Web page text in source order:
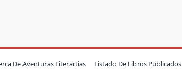
De Aventuras Literartias Listado De Libros Publicados